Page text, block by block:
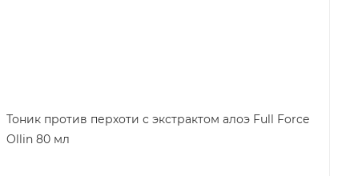
Тоник против перхоти с экстрактом алоэ Full Force
Ollin 80 мл